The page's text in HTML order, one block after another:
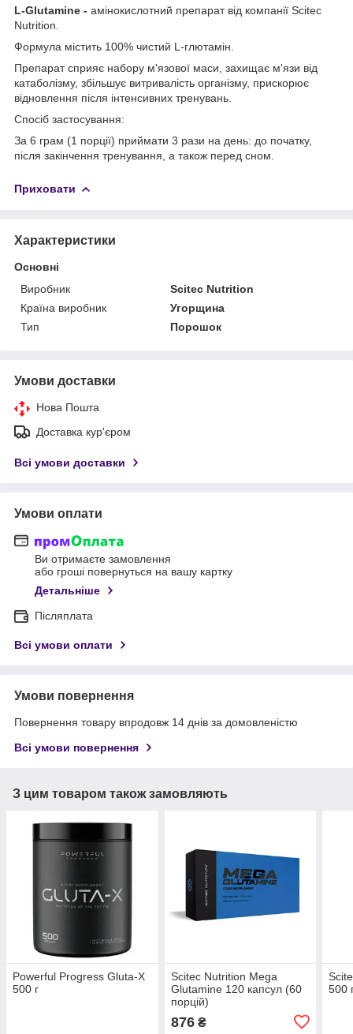
L-Glutamine - амінокислотний препарат від компанії Scitec
Nutrition.
Формула містить 100% чистий L-глютамін.
Препарат сприяє набору м'язової маси, захищає м'язи від
катаболізму, збільшує витривалість організму, прискорює
відновлення після інтенсивних тренувань.
Спосіб застосування:
За 6 грам (1 порції) приймати 3 рази на день: до початку,
після закінчення тренування, а також перед сном.
Приховати
Характеристики
Основні
Виробник
Scitec Nutrition
Країна виробник
Угорщина
Тип
Порошок
Умови доставки
Нова Пошта
Доставка кур'єром
Всі умови доставки
Умови оплати
Ви отримаєте замовлення
або гроші повернуться на вашу картку
Детальніше
Післяплата
Всі умови оплати
Умови повернення
Повернення товару впродовж 14 днів за домовленістю
Всі умови повернення
З цим товаром також замовляють
Powerful Progress Gluta-X
500 г
Scitec Nutrition Mega
Glutamine 120 капсул (60
порцій)
876₴
500